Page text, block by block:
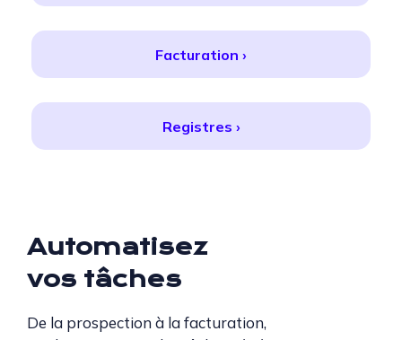
Facturation ›
Registres ›
Automatisez
vos tâches
De la prospection à la facturation,